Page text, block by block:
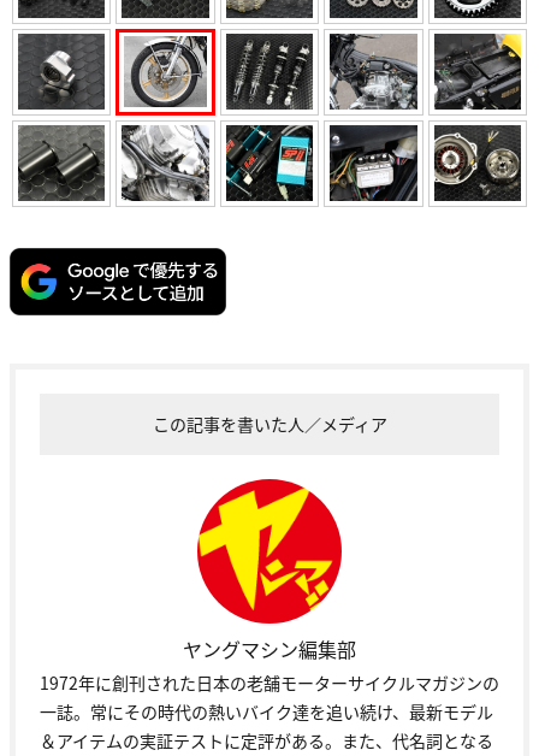
この記事を書いた人／メディア
ヤングマシン編集部
1972年に創刊された日本の老舗モーターサイクルマガジンの
一誌。常にその時代の熱いバイク達を追い続け、最新モデル
＆アイテムの実証テストに定評がある。また、代名詞となる